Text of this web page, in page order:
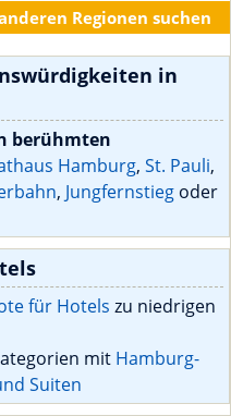
Regionen suchen
in
berühmten
Hamburg, St. Pauli,
, Jungfernstieg oder
für Hotels zu niedrigen
mit Hamburg-
Suiten